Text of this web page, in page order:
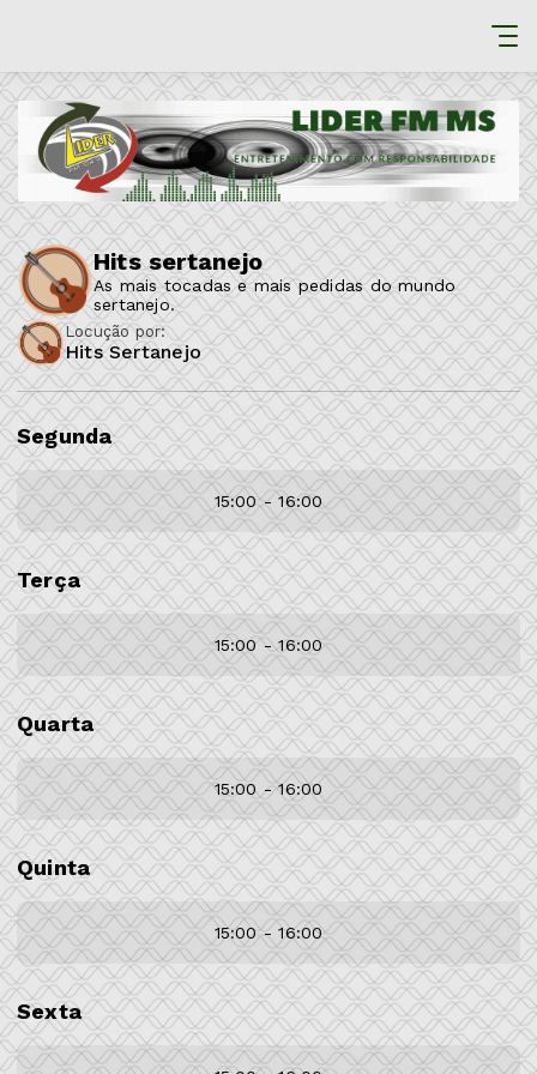
Hits sertanejo
As mais tocadas e mais pedidas do mundo
sertanejo.
Locução por:
Hits Sertanejo
Segunda
15:00 - 16:00
Terça
15:00 - 16:00
Quarta
15:00 - 16:00
Quinta
15:00 - 16:00
Sexta